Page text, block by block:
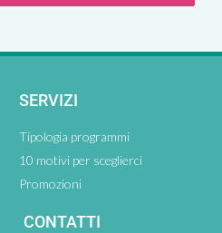
SERVIZI
Tipologia programmi
10 motivi per sceglierci
Promozioni
CONTATTI